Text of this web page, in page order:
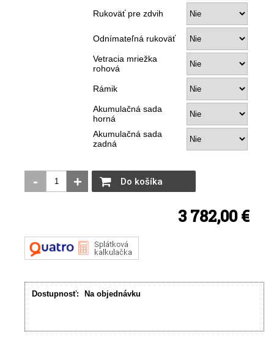
Rukoväť pre zdvih
Odnímateľná rukoväť
Vetracia mriežka
rohová
Rámik
Akumulačná sada
horná
Akumulačná sada
zadná
- + Do košíka
3 782,00 €
Dostupnosť: Na objednávku